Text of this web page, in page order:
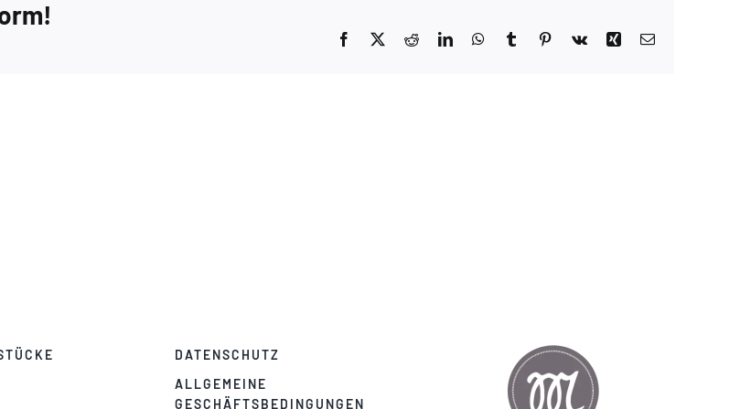
Facebook Reddit LinkedInWhatsApp
TumblrPinterest
Vk Xing
DATENSCHUTZ
ALLGEMEINE
GESCHÄFTSBEDINGUNGEN